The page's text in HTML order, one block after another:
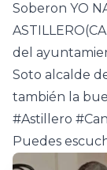
Soberon YO
del
Soto alcalde
también la
#Astillero
Puedes